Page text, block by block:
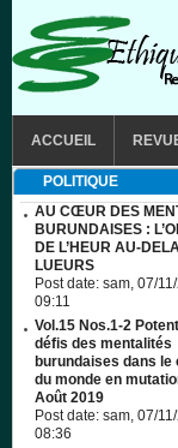
ACCUEIL
POLITIQUE
AU CŒUR DES
BURUNDAISES :
DE L’HEUR AU-
LUEURS
Post date: sam, 07/
09:11
Vol.15 Nos.1-2
défis des mentalités
burundaises dans le
du monde en
Août 2019
Post date: sam, 07/
08:36